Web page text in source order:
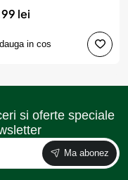
lei
in cos
si oferte speciale
Ma abonez